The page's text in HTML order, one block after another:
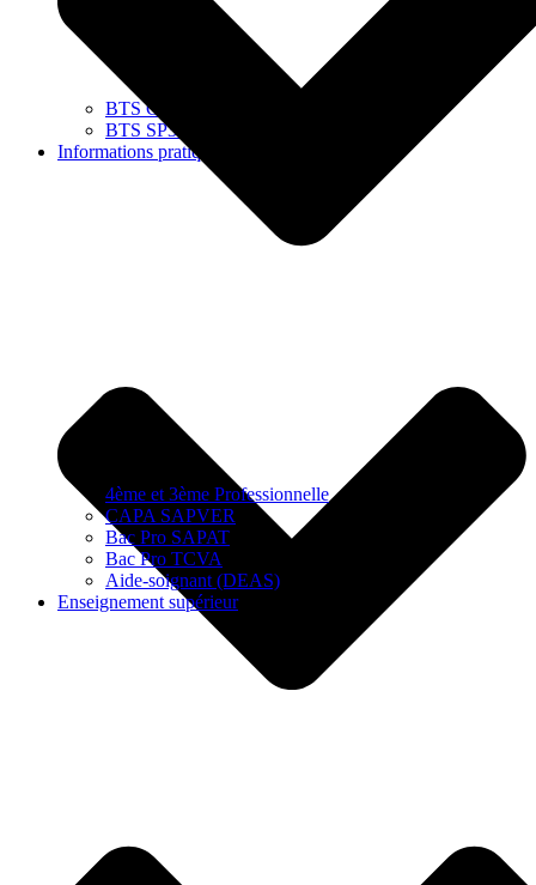
4ème et 3ème Professionnelle
CAPA SAPVER
Bac Pro SAPAT
Bac Pro TCVA
Aide-soignant (DEAS)
Enseignement supérieur
BTS GPME
BTS SP3S (Alternance)
Informations pratiques